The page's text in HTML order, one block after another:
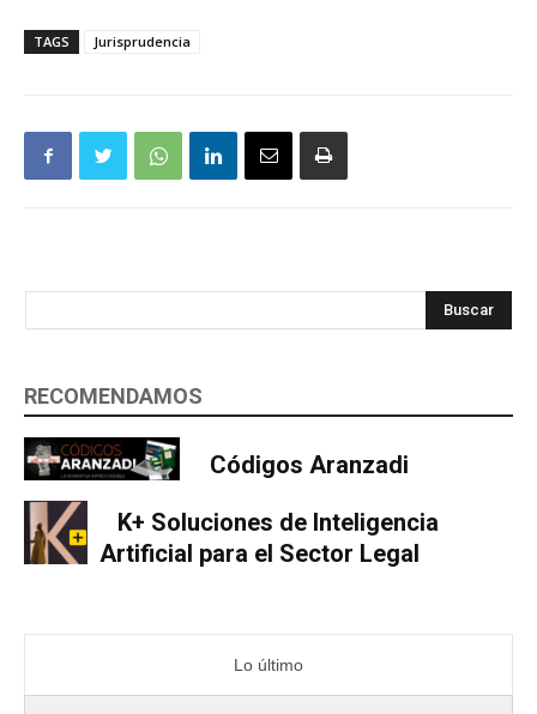
TAGS Jurisprudencia
Buscar
RECOMENDAMOS
Códigos Aranzadi
K+ Soluciones de Inteligencia
Artificial para el Sector Legal
Lo último